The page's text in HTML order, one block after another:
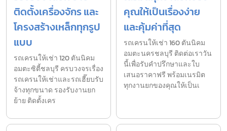
ติดตั้งเครื่องจักร และ
โครงสร้างเหล็กทุกรูป
แบบ
รถเครนให้เช่า 120 ตันนิคม
อมตะซิตี้ชลบุรี ครบวงจรเรื่อง
รถเครนให้เช่าและรถเฮี๊ยบรับ
จ้างทุกขนาด รองรับงานยก
ย้าย ติดตั้งเคร
คุณให้เป็นเรื่องง่าย
และคุ้มค่าที่สุด
รถเครนให้เช่า 160 ตันนิคม
อมตะนครชลบุรี ติดต่อเราวัน
นี้เพื่อรับคำปรึกษาและใบ
เสนอราคาฟรี พร้อมเนรมิต
ทุกงานยกของคุณให้เป็นเ